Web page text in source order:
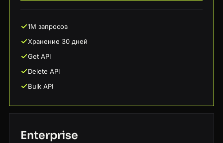
1M запросов
Хранение 30 дней
Get API
Delete API
Bulk API
Enterprise